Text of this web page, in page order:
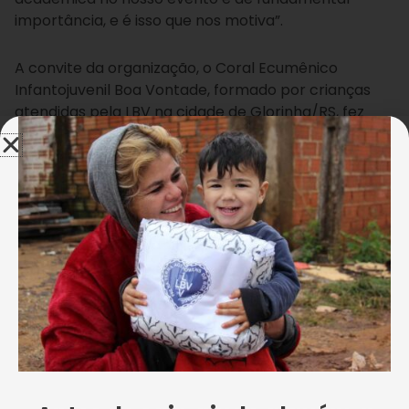
importância, e é isso que nos motiva”.
A convite da organização, o Coral Ecumênico
Infantojuvenil Boa Vontade, formado por crianças
atendidas pela LBV na cidade de Glorinha/RS, fez
uma belíssima apresentação nesta quarta-feira, 25,
interpretando canções sobre os cuidados com a
Natureza, passando uma mensagem fraterna sobre
a preservação da vida na Terra.
Tuane Moreira
Coral Ecumênico Infantojuvenil Boa Vontade, da LBV.
“Foi um dos melhores momentos da abertura do
Congresso [a apresentação das crianças da LBV],
não apenas pelas canções e pelas letras das